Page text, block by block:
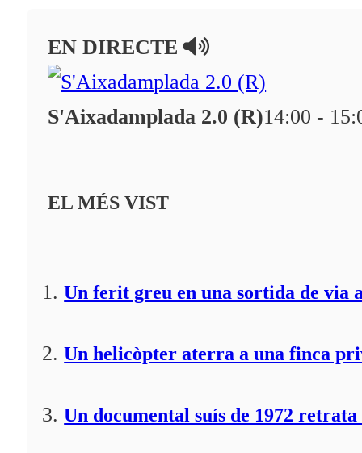
A la Carta
Programació
Qui som?
EN DIRECTE
S'Aixadamplada 2.0 (R)14:00 -
EL MÉS VIST
Un ferit greu en una sortida de via
Un helicòpter aterra a una finca
Un documental suís de 1972